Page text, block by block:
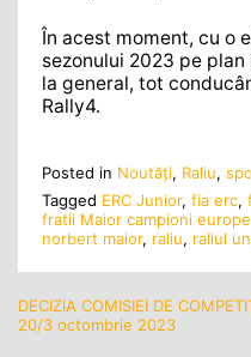
În acest moment, cu o
sezonului 2023 pe
la general, tot
Rally4.
Posted in Noutăţi, Raliu,
Tagged ERC Junior, fia erc,
fratii Maior campioni
norbert maior, raliu, raliul
Navigare
DECIZIA COMISIEI DE
20/3 octombrie 2023